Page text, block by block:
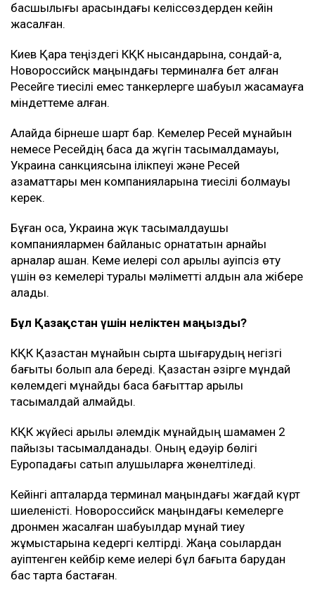
басшылығы арасындағы келіссөздерден кейін
жасалған.
Киев Қара теңіздегі КҚК нысандарына, сондай-ақ,
Новороссийск маңындағы терминалға бет алған
Ресейге тиесілі емес танкерлерге шабуыл жасамауға
міндеттеме алған.
Алайда бірнеше шарт бар. Кемелер Ресей мұнайын
немесе Ресейдің басқа да жүгін тасымалдамауы,
Украина санкциясына ілікпеуі және Ресей
азаматтары мен компанияларына тиесілі болмауы
керек.
Бұған қоса, Украина жүк тасымалдаушы
компаниялармен байланыс орнататын арнайы
арналар ашқан. Кеме иелері сол арқылы қауіпсіз өту
үшін өз кемелері туралы мәліметті алдын ала жібере
алады.
Бұл Қазақстан үшін неліктен маңызды?
КҚК Қазақстан мұнайын сыртқа шығарудың негізгі
бағыты болып қала береді. Қазақстан әзірге мұндай
көлемдегі мұнайды басқа бағыттар арқылы
тасымалдай алмайды.
КҚК жүйесі арқылы әлемдік мұнайдың шамамен 2
пайызы тасымалданады. Оның едәуір бөлігі
Еуропадағы сатып алушыларға жөнелтіледі.
Кейінгі апталарда терминал маңындағы жағдай күрт
шиеленісті. Новороссийск маңындағы кемелерге
дронмен жасалған шабуылдар мұнай тиеу
жұмыстарына кедергі келтірді. Жаңа соққылардан
қауіптенген кейбір кеме иелері бұл бағытқа барудан
бас тарта бастаған.